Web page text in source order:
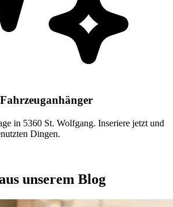
in 5360 St. Wolfgang. Inseriere jetzt und
Dingen.
unserem Blog